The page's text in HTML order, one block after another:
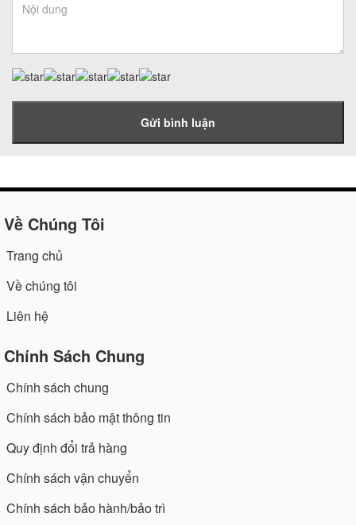
Gửi bình luận
Về Chúng Tôi
Trang chủ
Về chúng tôi
Liên hệ
Chính Sách Chung
Chính sách chung
Chính sách bảo mật thông tin
Quy định đổi trả hàng
Chính sách vận chuyển
Chính sách bảo hành/bảo trì